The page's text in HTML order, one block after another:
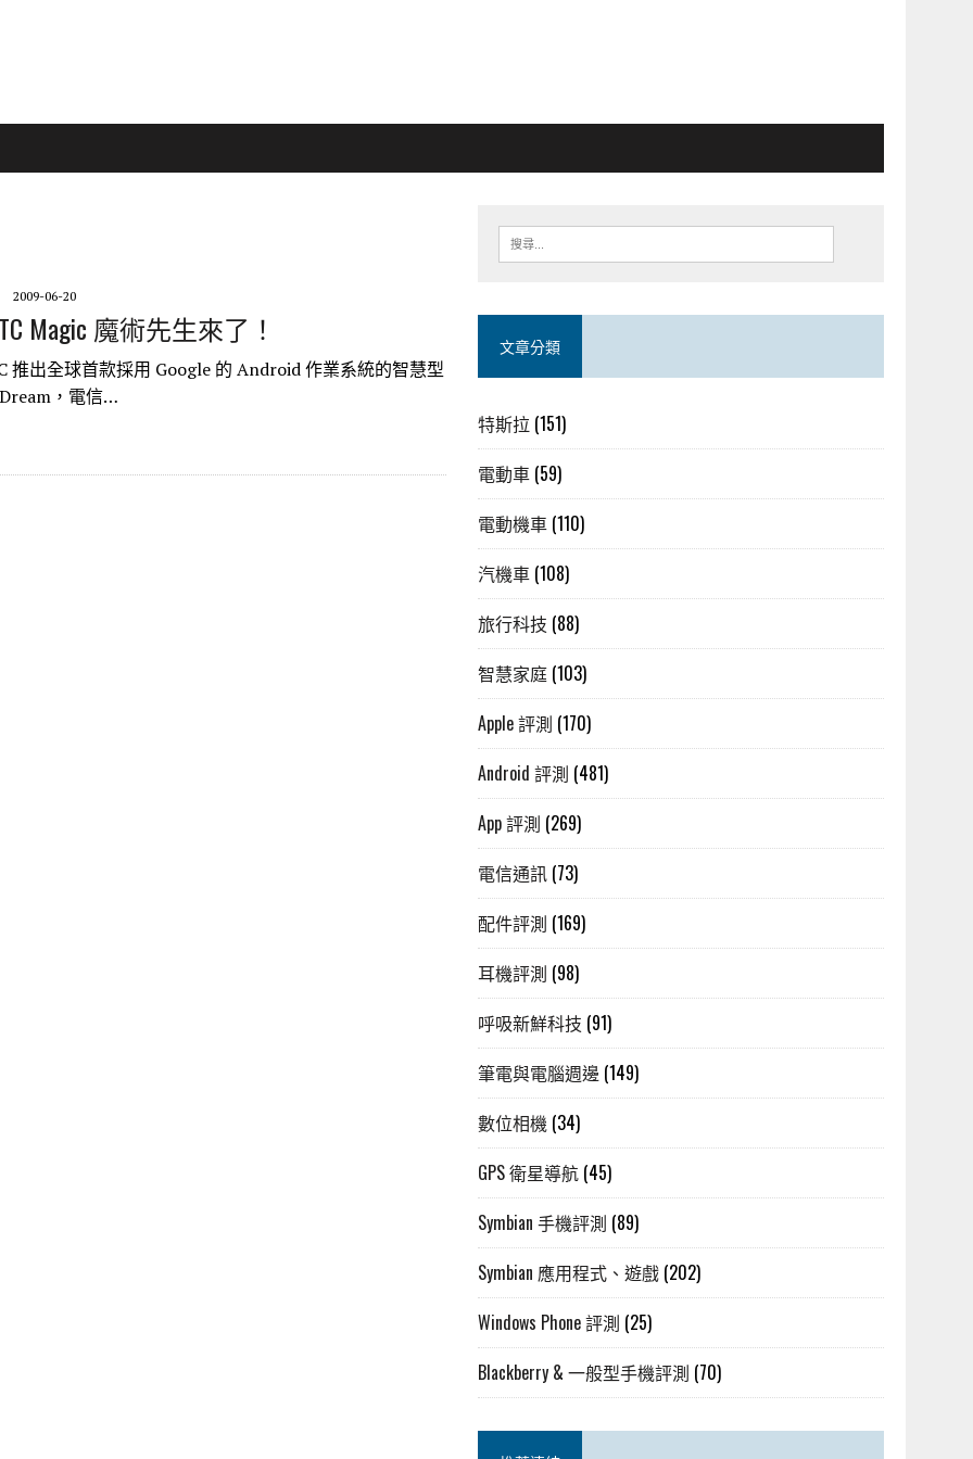
2009-06-20
Magic 魔術先生來了！
推出全球首款採用 Google 的 Android 作業系統的智慧型
，電信…
文章分類
特斯拉 (151)
電動車 (59)
電動機車 (110)
汽機車 (108)
旅行科技 (88)
智慧家庭 (103)
Apple 評測 (170)
Android 評測 (481)
App 評測 (269)
電信通訊 (73)
配件評測 (169)
耳機評測 (98)
呼吸新鮮科技 (91)
筆電與電腦週邊 (149)
數位相機 (34)
GPS 衛星導航 (45)
Symbian 手機評測 (89)
Symbian 應用程式、遊戲 (202)
Windows Phone 評測 (25)
Blackberry & 一般型手機評測 (70)